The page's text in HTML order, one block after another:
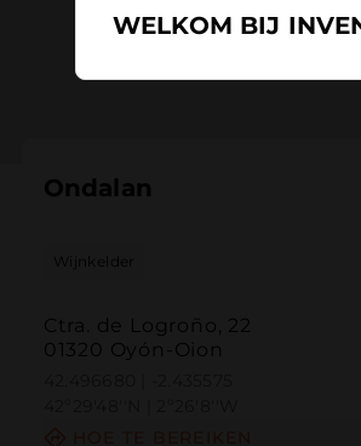
Ondalan
Wijnkelder
Ctra. de Logroño, 22
01320 Oyón-Oion
WELKOM BIJ